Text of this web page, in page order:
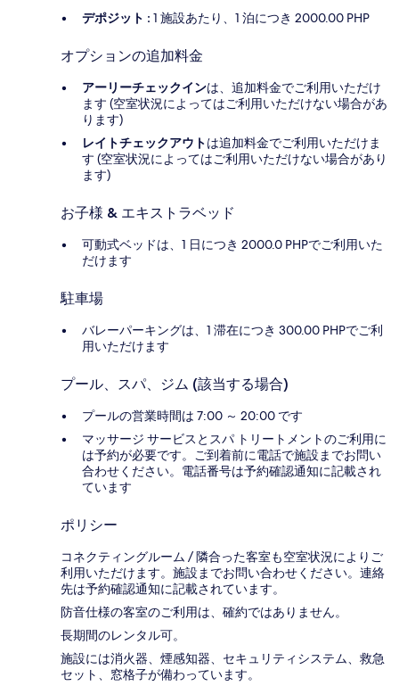
デポジット : 1 施設あたり、1 泊につき 2000.00 PHP
オプションの追加料金
アーリーチェックインは、追加料金でご利用いただけ
ます (空室状況によってはご利用いただけない場合があ
ります)
レイトチェックアウトは追加料金でご利用いただけま
す (空室状況によってはご利用いただけない場合があり
ます)
お子様 & エキストラベッド
可動式ベッドは、1 日につき 2000.0 PHPでご利用いた
だけます
駐車場
バレーパーキングは、1 滞在につき 300.00 PHPでご利
用いただけます
プール、スパ、ジム (該当する場合)
プールの営業時間は 7:00 ～ 20:00 です
マッサージ サービスとスパ トリートメントのご利用に
は予約が必要です。ご到着前に電話で施設までお問い
合わせください。電話番号は予約確認通知に記載され
ています
ポリシー
コネクティングルーム / 隣合った客室も空室状況によりご
利用いただけます。施設までお問い合わせください。連絡
先は予約確認通知に記載されています。
防音仕様の客室のご利用は、確約ではありません。
長期間のレンタル可。
施設には消火器、煙感知器、セキュリティシステム、救急
セット、窓格子が備わっています。